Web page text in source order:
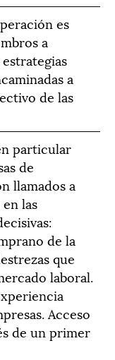
es
a
a
de las
particular
de
llamados a
las
de la
que
laboral.
Acceso
de un primer